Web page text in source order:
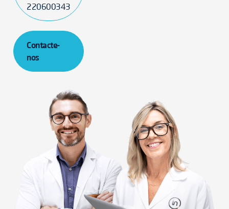
220600343
Contacte-
nos